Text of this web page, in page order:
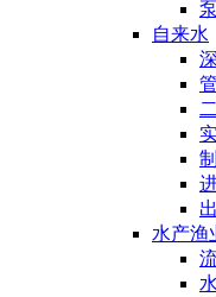
自来水
水产渔